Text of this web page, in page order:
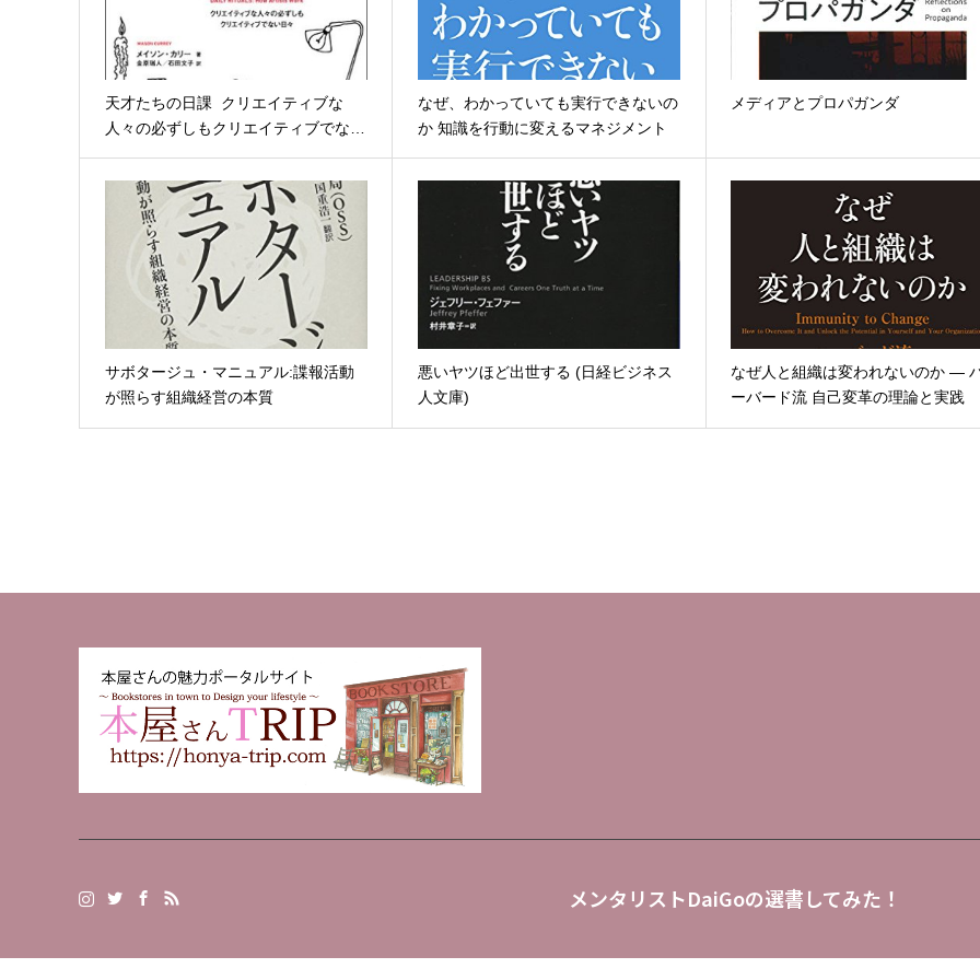
天才たちの日課 クリエイティブな
人々の必ずしもクリエイティブでな…
なぜ、わかっていても実行できないの
か 知識を行動に変えるマネジメント
メディアとプロパガンダ
サボタージュ・マニュアル:諜報活動
が照らす組織経営の本質
悪いヤツほど出世する (日経ビジネス
人文庫)
なぜ人と組織は変われないのか ―
ーバード流 自己変革の理論と実践
メンタリストDaiGoの選書してみた！